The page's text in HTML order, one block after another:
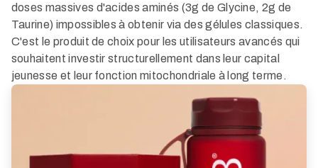
doses massives d'acides aminés (3g de Glycine, 2g de
Taurine) impossibles à obtenir via des gélules classiques.
C'est le produit de choix pour les utilisateurs avancés qui
souhaitent investir structurellement dans leur capital
jeunesse et leur fonction mitochondriale à long terme.